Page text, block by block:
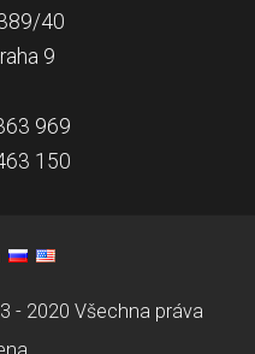
40
9
969
150
- 2020 Všechna práva